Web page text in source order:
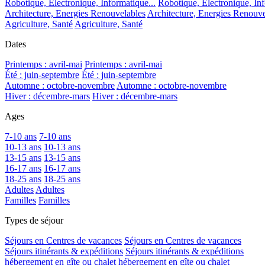
Robotique, Electronique, Informatique... Robotique, Electronique,
Architecture, Energies Renouvelables Architecture, Energies
Agriculture, Santé Agriculture, Santé
Dates
Printemps : avril-mai Printemps : avril-mai
Été : juin-septembre Été : juin-septembre
Automne : octobre-novembre Automne : octobre-novembre
Hiver : décembre-mars Hiver : décembre-mars
Ages
7-10 ans 7-10 ans
10-13 ans 10-13 ans
13-15 ans 13-15 ans
16-17 ans 16-17 ans
18-25 ans 18-25 ans
Adultes Adultes
Familles Familles
Types de séjour
Séjours en Centres de vacances Séjours en Centres de vacances
Séjours itinérants & expéditions Séjours itinérants & expéditions
hébergement en gîte ou chalet hébergement en gîte ou chalet